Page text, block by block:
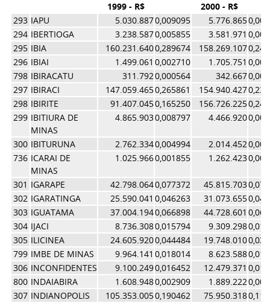
1999 - R$
2000 - R$
293 IAPU 5.030.8870,009095 5.776.865
294 IBERTIOGA 3.238.5870,005855 3.581.971
295 IBIA 160.231.6400,289674 158.269.107
296 IBIAI 1.499.061 0,002710 1.705.751
798 IBIRACATU 311.7920,000564 342.667
297 IBIRACI 147.059.4650,265861 154.940.427
298 IBIRITE 91.407.0450,165250 156.726.225
299 IBITIURA DE
MINAS
4.865.9030,008797 4.466.920
300 IBITURUNA 2.762.3340,004994 2.014.452
736 ICARAI DE
MINAS
1.025.9660,001855 1.262.423
301 IGARAPE 42.798.0640,077372 45.815.703
302 IGARATINGA 25.590.041 0,046263 31.073.655
303 IGUATAMA 37.004.1940,066898 44.728.601
304 IJACI 8.736.3080,015794 9.309.298
305 ILICINEA 24.605.9200,044484 19.748.010
799 IMBE DE MINAS 9.964.141 0,018014 8.623.588
306 INCONFIDENTES 9.100.2490,016452 12.479.371
800 INDAIABIRA 1.608.9480,002909 1.889.222
307 INDIANOPOLIS 105.353.0050,190462 75.950.318